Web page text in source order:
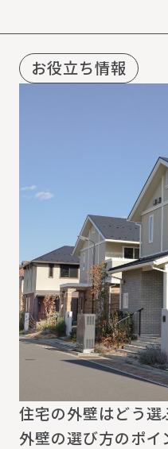
お役立ち情報
住宅の外壁はどう選
外壁の選び方のポイ